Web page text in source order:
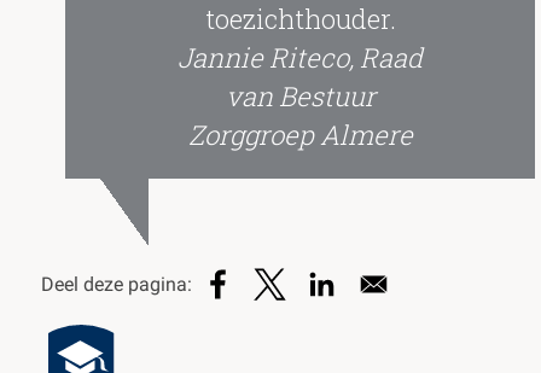
toezichthouder.
Jannie Riteco, Raad
van Bestuur
Zorggroep Almere